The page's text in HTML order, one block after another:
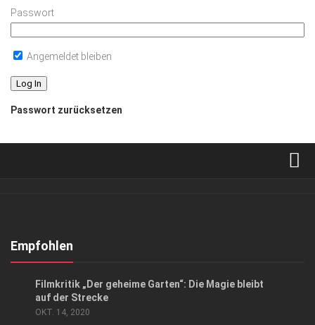
Passwort
Angemeldet bleiben
Passwort zurücksetzen
Kontakt, Impressum
Empfohlen
Filmkritik „Der geheime Garten“: Die Magie bleibt
auf der Strecke
OKT. 14, 2020